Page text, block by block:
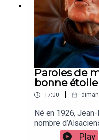
Paroles de
bonne
17:00 |
Né en 1926,
nombre
évité
Play